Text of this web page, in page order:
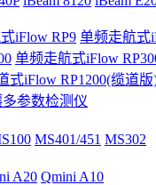
iFlow RP9 单频走航式
单频走航式iFlow
式iFlow RP1200(缆道版
参数检测仪
MS401/451 MS302
A20 Qmini A10